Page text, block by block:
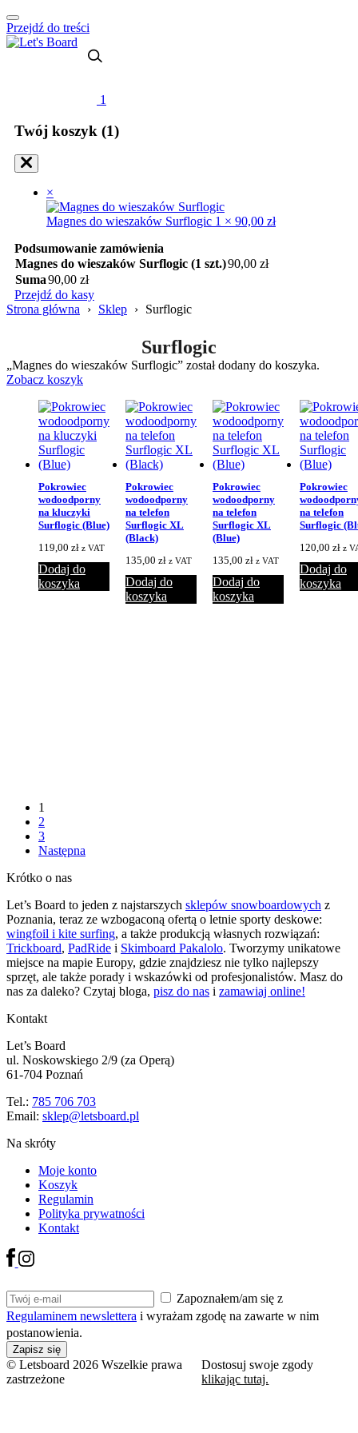
Przejdź do treści
1
Twój koszyk (1)
×
Magnes do wieszaków Surflogic 1 × 90,00 zł
Podsumowanie zamówienia
Magnes do wieszaków Surflogic (1 szt.)90,00 zł
Suma90,00 zł
Przejdź do kasy
Strona główna
› Sklep › Surflogic
Surflogic
„Magnes do wieszaków Surflogic” został dodany do koszyka.
Zobacz koszyk
Pokrowiec
wodoodporny
na kluczyki
Surflogic (Blue)
119,00 zł z VAT
Dodaj do
koszyka
Pokrowiec
wodoodporny
na telefon
Surflogic XL
(Black)
135,00 zł z VAT
Dodaj do
koszyka
Pokrowiec
wodoodporny
na telefon
Surflogic XL
(Blue)
135,00 zł z VAT
Dodaj do
koszyka
Pokrowiec
na telefon
Surflogic
120,00 zł z
Dodaj do
koszyka
1
2
3
Następna
Krótko o nas
Let’s Board to jeden z najstarszych sklepów snowboardowych z
Poznania, teraz ze wzbogaconą ofertą o letnie sporty deskowe:
wingfoil i kite surfing, a także produkcją własnych rozwiązań:
Trickboard, PadRide i Skimboard Pakalolo. Tworzymy unikatowe
miejsce na mapie Europy, gdzie znajdziesz nie tylko najlepszy
sprzęt, ale także porady i wskazówki od profesjonalistów. Masz do
nas za daleko? Czytaj bloga, pisz do nas i zamawiaj online!
Kontakt
Let’s Board
ul. Noskowskiego 2/9 (za Operą)
61-704 Poznań
Tel.: 785 706 703
Email: sklep@letsboard.pl
Na skróty
Moje konto
Koszyk
Regulamin
Polityka prywatności
Kontakt
Zapoznałem/am się z
Regulaminem newslettera i wyrażam zgodę na zawarte w nim
postanowienia.
© Letsboard 2026 Wszelkie prawa
zastrzeżone
Dostosuj swoje zgody
klikając tutaj.